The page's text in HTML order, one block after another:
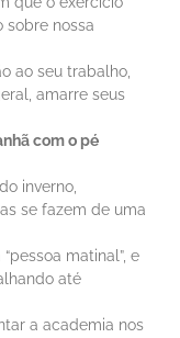
nossa
ao seu trabalho,
amarre seus
com o pé
inverno,
se fazem de uma
matinal”, e
até
a academia nos